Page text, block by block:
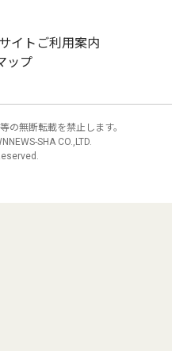
サイトご利用案内
ップ
の無断転載を禁止します。
SHA CO.,LTD.